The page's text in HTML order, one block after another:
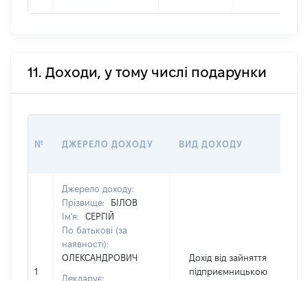
11. Доходи, у тому числі подарунки
№ ДЖЕРЕЛО ДОХОДУ ВИД ДОХОДУ
1
Джерело доходу:
Прізвище:
БІЛОВ
Ім'я:
СЕРГІЙ
По батькові (за
наявності):
ОЛЕКСАНДРОВИЧ
Декларує:
Дохід від зайняття
підприємницькою